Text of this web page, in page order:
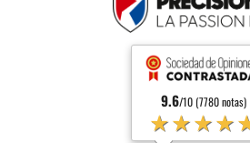
9.6/10 (7780 notas)